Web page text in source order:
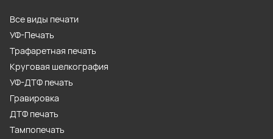
Все виды печати
УФ-Печать
Трафаретная печать
Круговая шелкография
УФ-ДТФ печать
Гравировка
ДТФ печать
Тампопечать